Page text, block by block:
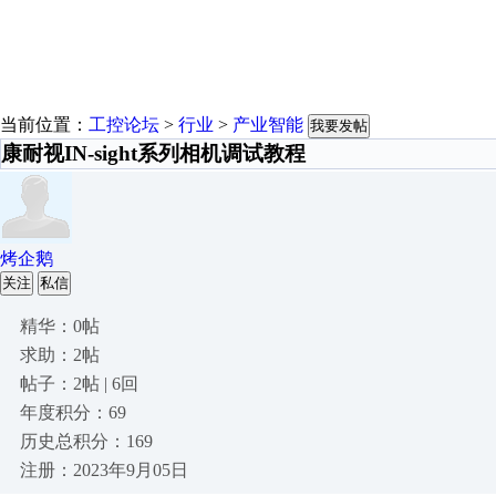
当前位置： 工控论坛 > 行业 > 产业智能 我要发帖
康耐视IN-sight系列相机调试教程
烤企鹅
关注 私信
精华：0帖
求助：2帖
帖子：2帖 | 6回
年度积分：69
历史总积分：169
注册：2023年9月05日